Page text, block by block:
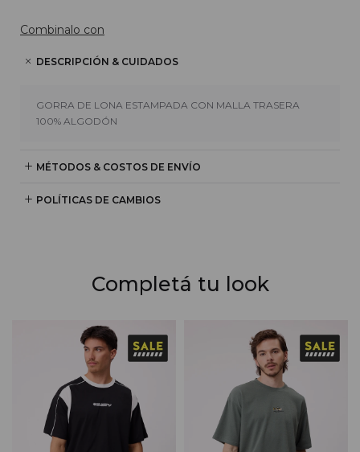
Combinalo con
DESCRIPCIÓN & CUIDADOS
GORRA DE LONA ESTAMPADA CON MALLA TRASERA
100% ALGODÓN
MÉTODOS & COSTOS DE ENVÍO
POLÍTICAS DE CAMBIOS
Completá tu look